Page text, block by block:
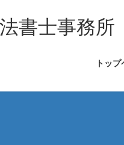
書士事務所
トッ